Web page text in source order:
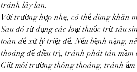
tránh lây lan.
Với trường hợp nhẹ, có thể dùng khăn
Sau đó sử dụng các loại thuốc trừ sâu
toàn để xử lý triệt để. Nếu bệnh nặng,
thoáng để điều trị, tránh phát tán mầm
Giữ môi trường thông thoáng, tránh